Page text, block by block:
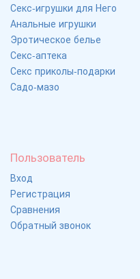
Секс-игрушки для Него
Анальные игрушки
Эротическое белье
Секс-аптека
Секс приколы-подарки
Садо-мазо
Пользователь
Вход
Регистрация
Сравнения
Обратный звонок